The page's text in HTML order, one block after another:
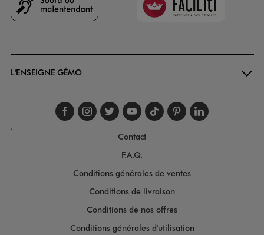
L'ENSEIGNE GÉMO
Suivez-nous sur
Suivez-nous sur
Suivez-nous sur
Suivez-nous
Suivez-nous
Suivez-
.
Contact
F.A.Q.
Conditions générales de ventes
Conditions de livraison
Conditions de nos offres
Conditions générales d'utilisation